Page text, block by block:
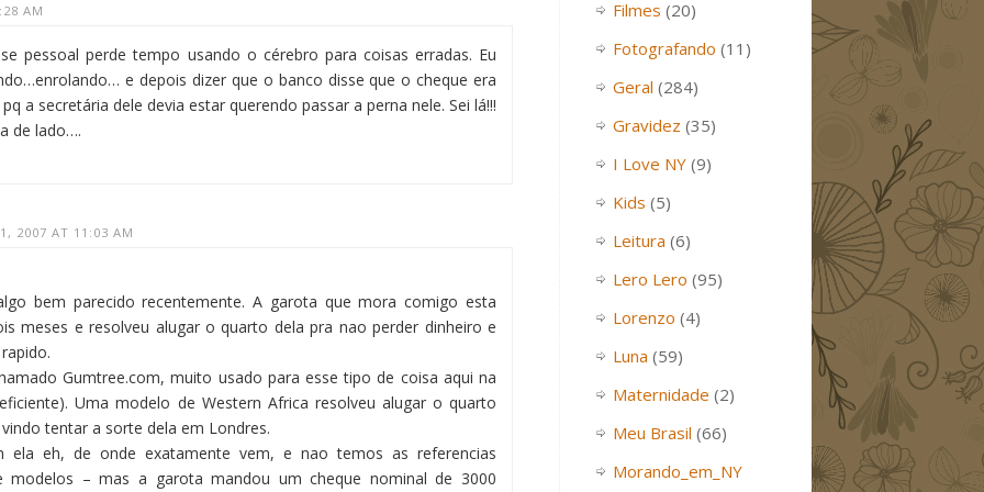
AM
pessoal perde tempo usando o cérebro para coisas erradas. Eu
e depois dizer que o banco disse que o cheque era
a secretária dele devia estar querendo passar a perna nele. Sei lá!!!
de lado….
2007 AT 11:03 AM
bem parecido recentemente. A garota que mora comigo esta
meses e resolveu alugar o quarto dela pra nao perder dinheiro e
Gumtree.com, muito usado para esse tipo de coisa aqui na
Uma modelo de Western Africa resolveu alugar o quarto
tentar a sorte dela em Londres.
ela eh, de onde exatamente vem, e nao temos as referencias
modelos – mas a garota mandou um cheque nominal de 3000
Filmes (20)
Fotografando (11)
Geral (284)
Gravidez (35)
I Love NY (9)
Kids (5)
Leitura (6)
Lero Lero (95)
Lorenzo (4)
Luna (59)
Maternidade (2)
Meu Brasil (66)
Morando_em_NY